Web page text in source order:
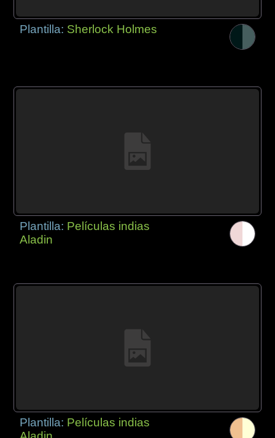
Plantilla: Sherlock Holmes
Plantilla: Películas indias
Aladin
Plantilla: Películas indias